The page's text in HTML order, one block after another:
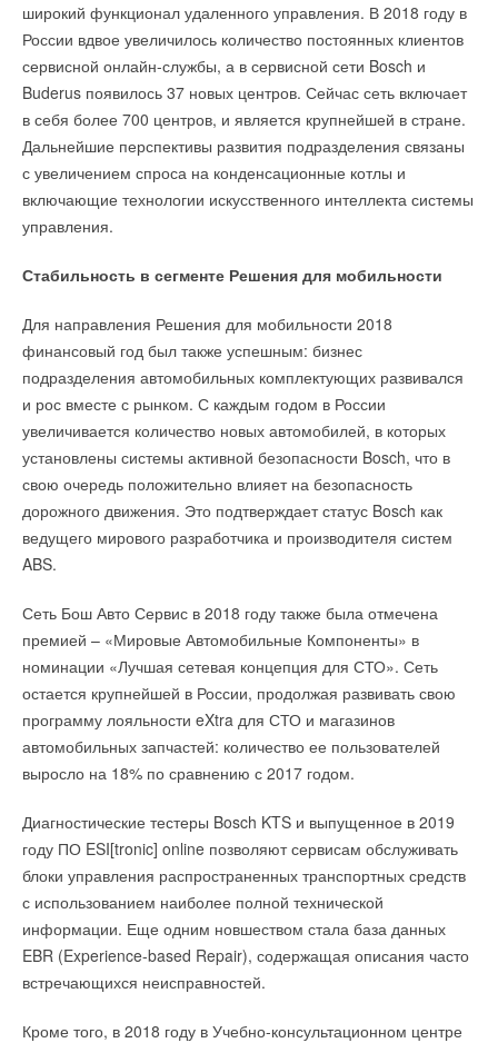
широкий функционал удаленного управления. В 2018 году в
России вдвое увеличилось количество постоянных клиентов
сервисной онлайн-службы, а в сервисной сети Bosch и
Buderus появилось 37 новых центров. Сейчас сеть включает
в себя более 700 центров, и является крупнейшей в стране.
Дальнейшие перспективы развития подразделения связаны
с увеличением спроса на конденсационные котлы и
включающие технологии искусственного интеллекта системы
управления.
Стабильность в сегменте Решения для мобильности
Для направления Решения для мобильности 2018
финансовый год был также успешным: бизнес
подразделения автомобильных комплектующих развивался
и рос вместе с рынком. С каждым годом в России
увеличивается количество новых автомобилей, в которых
установлены системы активной безопасности Bosch, что в
свою очередь положительно влияет на безопасность
дорожного движения. Это подтверждает статус Bosch как
ведущего мирового разработчика и производителя систем
ABS.
Сеть Бош Авто Сервис в 2018 году также была отмечена
премией – «Мировые Автомобильные Компоненты» в
номинации «Лучшая сетевая концепция для СТО». Сеть
остается крупнейшей в России, продолжая развивать свою
программу лояльности eXtra для СТО и магазинов
автомобильных запчастей: количество ее пользователей
выросло на 18% по сравнению с 2017 годом.
Диагностические тестеры Bosch KTS и выпущенное в 2019
году ПО ESI[tronic] online позволяют сервисам обслуживать
блоки управления распространенных транспортных средств
с использованием наиболее полной технической
информации. Еще одним новшеством стала база данных
EBR (Experience-based Repair), содержащая описания часто
встречающихся неисправностей.
Кроме того, в 2018 году в Учебно-консультационном центре